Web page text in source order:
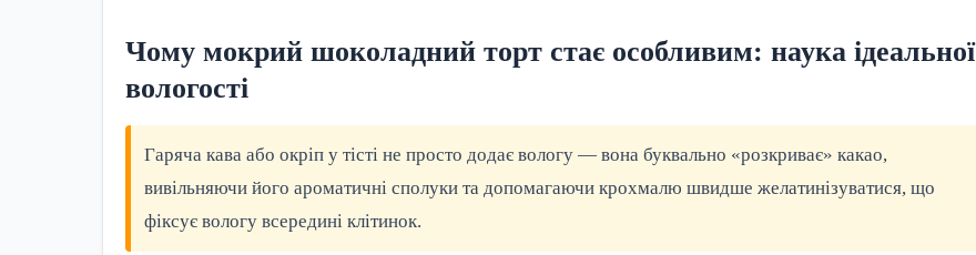
Чому мокрий шоколадний торт стає особливим: наука ідеальної
вологості
Гаряча кава або окріп у тісті не просто додає вологу — вона буквально «розкриває» какао,
вивільняючи його ароматичні сполуки та допомагаючи крохмалю швидше желатинізуватися, що
фіксує вологу всередині клітинок.